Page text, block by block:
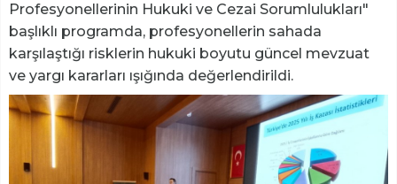
Profesyonellerinin Hukuki ve Cezai Sorumlulukları"
başlıklı programda, profesyonellerin sahada
karşılaştığı risklerin hukuki boyutu güncel mevzuat
ve yargı kararları ışığında değerlendirildi.